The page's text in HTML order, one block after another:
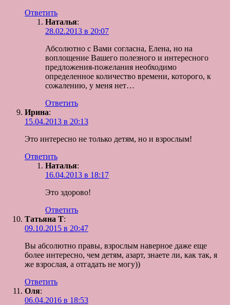
Ответить
Наталья:
28.02.2013 в 20:07
Абсолютно с Вами согласна, Елена, но на
воплощение Вашего полезного и интересного
предложения-пожелания необходимо
определенное количество времени, которого, к
сожалению, у меня нет…
Ответить
Ирина:
15.04.2013 в 20:13
Это интересно не только детям, но и взрослым!
Ответить
Наталья:
16.04.2013 в 18:17
Это здорово!
Ответить
Татьяна Т:
09.10.2015 в 20:47
Вы абсолютно правы, взрослым наверное даже еще
более интересно, чем детям, азарт, знаете ли, как так, я
же взрослая, а отгадать не могу))
Ответить
Оля:
06.04.2016 в 18:53